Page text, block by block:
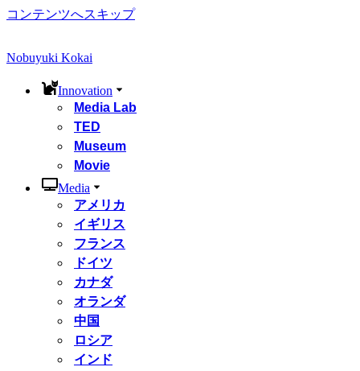
コンテンツへスキップ
Nobuyuki Kokai
Innovation
Media Lab
TED
Museum
Movie
Media
アメリカ
イギリス
フランス
ドイツ
カナダ
オランダ
中国
ロシア
インド